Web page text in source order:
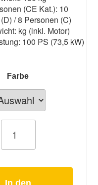
(CE Kat.): 10
/ 8 Personen (C)
kg (inkl. Motor)
100 PS (73,5 kW)
Farbe